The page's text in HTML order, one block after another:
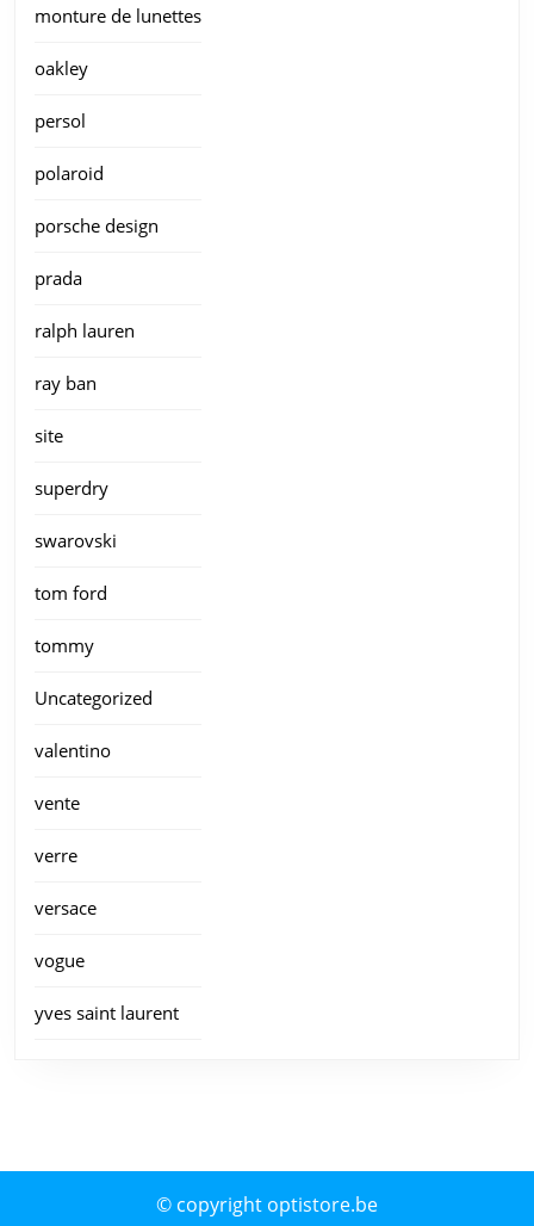
monture de lunettes
oakley
persol
polaroid
porsche design
prada
ralph lauren
ray ban
site
superdry
swarovski
tom ford
tommy
Uncategorized
valentino
vente
verre
versace
vogue
yves saint laurent
© copyright optistore.be